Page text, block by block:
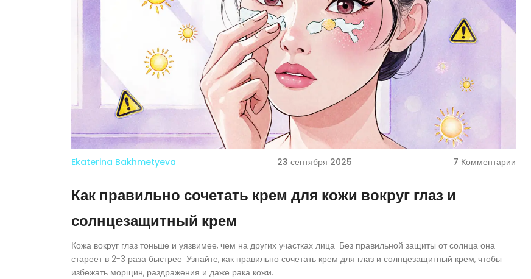
Ekaterina Bakhmetyeva 23 сентября 2025 7 Комментарии
Как правильно сочетать крем для кожи вокруг глаз и
солнцезащитный крем
Кожа вокруг глаз тоньше и уязвимее, чем на других участках лица. Без правильной защиты от солнца она
стареет в 2-3 раза быстрее. Узнайте, как правильно сочетать крем для глаз и солнцезащитный крем, чтобы
избежать морщин, раздражения и даже рака кожи.